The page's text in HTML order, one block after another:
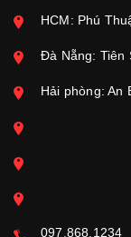
HCM: Phú
Đà Nẵng: Tiên
Hải phòng: An
097.868.1234